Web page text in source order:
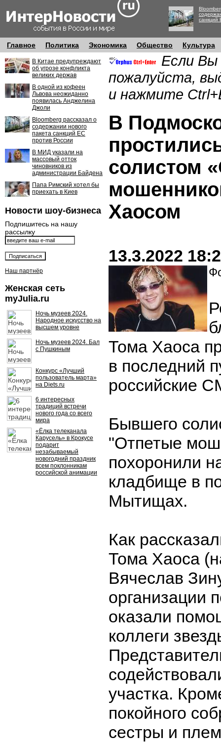
санкций
Главное Политика Экономика Общество Культура
В Китае предупреждают
об угрозе конфликта
великих держав
В одной из кофеен
Львова неожиданно
появилась Анджелина
Джоли
Bloomberg рассказал о
содержании нового
пакета санкций ЕС
против России
В МИД указали на
массовый отток
чиновников из
администрации Байдена
Папа Римский хотел бы
приехать в Киев
Новости шоу-бизнеса
Подпишитесь на нашу
рассылку
Наш партнёр
Женская сеть
myJulia.ru
Ночь музеев 2024.
Народное искусство на
высшем уровне
Ночь музеев 2024. Бал
с Пушкиным
Конкурс «Лучший
пользователь марта»
на Diets.ru
6 интересных
традиций встречи
нового года со всего
мира
«Ёлка телеканала
Карусель» в Крокусе
подарит
незабываемый
новогодний праздник
всем поклонникам
российской анимации
Если Вы
пожалуйста,
и нажмите
В
солистом
Хаосом
13.3.2022
Тома Хаоса
в последний
российские
Бывшего
"Отпетые
похоронили
кладбище в
Мытищах.
Как
Тома Хаоса
Вячеслав
организации
оказали
коллеги
участка.
покойного
сестры и